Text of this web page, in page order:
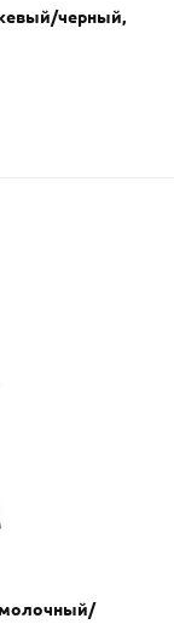
черный,
молочный/